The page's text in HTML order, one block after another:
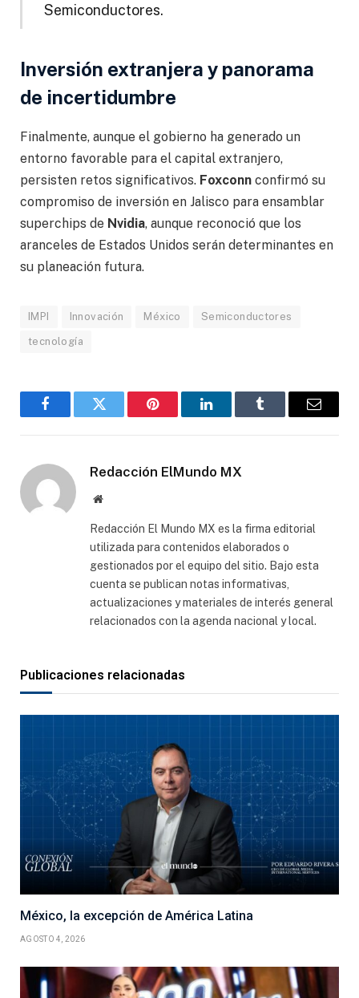
Semiconductores.
Inversión extranjera y panorama
de incertidumbre
Finalmente, aunque el gobierno ha generado un
entorno favorable para el capital extranjero,
persisten retos significativos. Foxconn confirmó su
compromiso de inversión en Jalisco para ensamblar
superchips de Nvidia, aunque reconoció que los
aranceles de Estados Unidos serán determinantes en
su planeación futura.
IMPI Innovación México Semiconductores
tecnología
FacebookGorjeo Pinterest LinkedInTumblr
Correo
Redacción ElMundo MX
Sitio
Redacción El Mundo MX es la firma editorial
utilizada para contenidos elaborados o
gestionados por el equipo del sitio. Bajo esta
cuenta se publican notas informativas,
actualizaciones y materiales de interés general
relacionados con la agenda nacional y local.
Publicaciones relacionadas
México, la excepción de América Latina
AGOSTO 4, 2026